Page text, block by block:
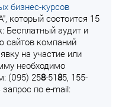
бизнес-курсов
состоится 15
Бесплатный аудит и
сайтов компаний
на участие или
необходимо
(095) 258-5185, 155-
по e-mail: